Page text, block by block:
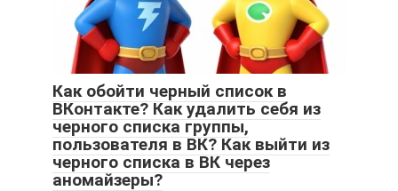
Как обойти черный список в
ВКонтакте? Как удалить себя из
черного списка группы,
пользователя в ВК? Как выйти из
черного списка в ВК через
аномайзеры?